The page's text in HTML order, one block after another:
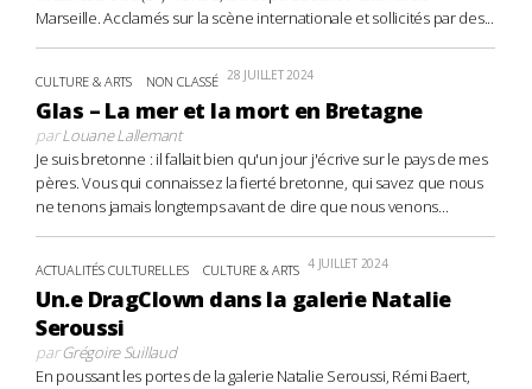
Marseille. Acclamés sur la scène internationale et sollicités par des...
CULTURE & ARTS NON CLASSÉ 28 JUILLET 2024
Glas – La mer et la mort en Bretagne
parLouane Lallemant
Je suis bretonne : il fallait bien qu'un jour j'écrive sur le pays de mes
pères. Vous qui connaissez la fierté bretonne, qui savez que nous
ne tenons jamais longtemps avant de dire que nous venons...
ACTUALITÉS CULTURELLES CULTURE & ARTS 4 JUILLET 2024
Un.e DragClown dans la galerie Natalie
Seroussi
parGrégoire Suillaud
En poussant les portes de la galerie Natalie Seroussi, Rémi Baert,